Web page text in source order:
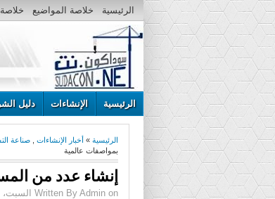
الرئيسية خلاصة المواضيع خلاصة
الرئيسية الإنشاءات دليل
الرئيسية » أخبار الإنشاءات صناعة
بمواصفات عالمية
إنشاء عدد من
Written By Admin on السبت، يوليو 12، 2014 | 12:21 م